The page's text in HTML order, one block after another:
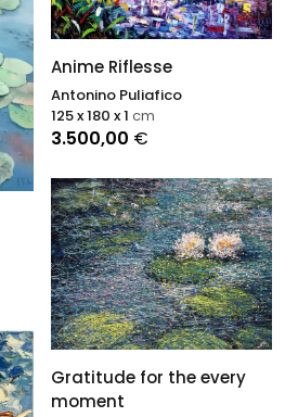
Anime Riflesse
Antonino Puliafico
3.500,00 €
125 x 180 x 1 cm
Gratitude for the every
moment